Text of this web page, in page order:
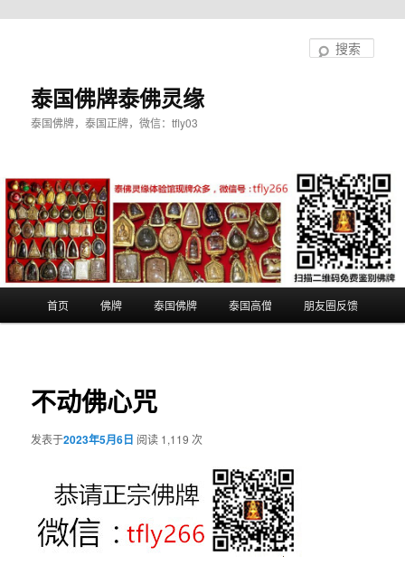
泰国佛牌泰佛灵缘
泰国佛牌，泰国正牌，微信：tfly03
首页 佛牌 泰国佛牌 泰国高僧 朋友圈反馈
不动佛心咒
发表于2023年5月6日 阅读 1,119 次